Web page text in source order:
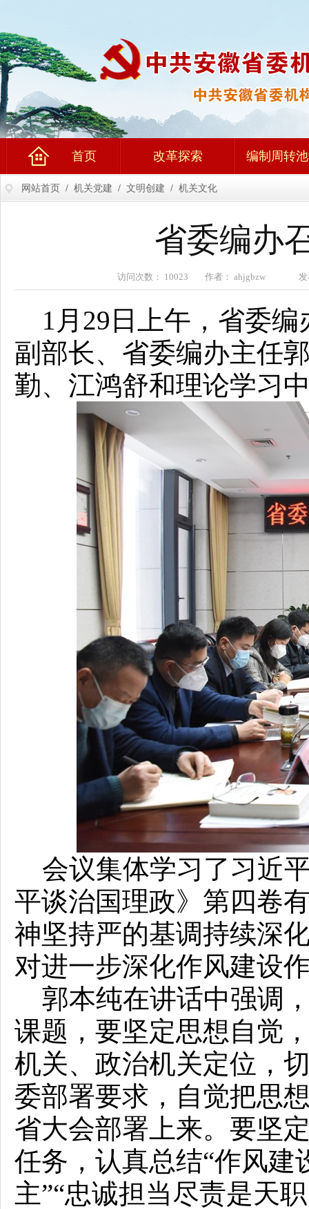
首页 改革探索 编制周转
网站首页 / 机关党建 / 文明创建 / 机关文化
省委编办
访问次数： 10023 作者： ahjgbzw 发布
1月29日上午，省委编
副部长、省委编办主任
勤、江鸿舒和理论学习
会议集体学习了习近
平谈治国理政》第四卷
神坚持严的基调持续深
对进一步深化作风建设
郭本纯在讲话中强调
课题，要坚定思想自觉
机关、政治机关定位，
委部署要求，自觉把思
省大会部署上来。要坚
任务，认真总结“作风建
主”“忠诚担当尽责是天